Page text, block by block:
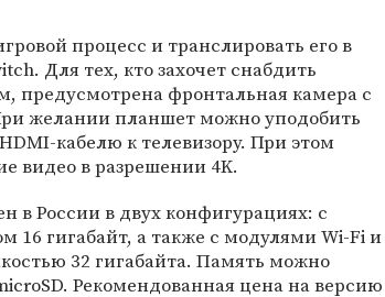
процесс и транслировать его в
Для тех, кто захочет снабдить
предусмотрена фронтальная камера с
желании планшет можно уподобить
кабелю к телевизору. При этом
видео в разрешении 4K.
в России в двух конфигурациях: c
16 гигабайт, а также с модулями Wi-Fi и
32 гигабайта. Память можно
Рекомендованная цена на версию